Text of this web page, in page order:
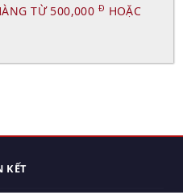
TỪ 500,000 Đ HOẶC
KẾT